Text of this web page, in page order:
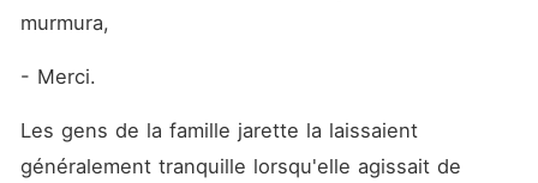
murmura,
- Merci.
Les gens de la famille jarette la laissaient
généralement tranquille lorsqu'elle agissait de